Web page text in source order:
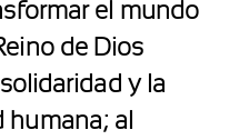
el mundo
de Dios
y la
humana; al